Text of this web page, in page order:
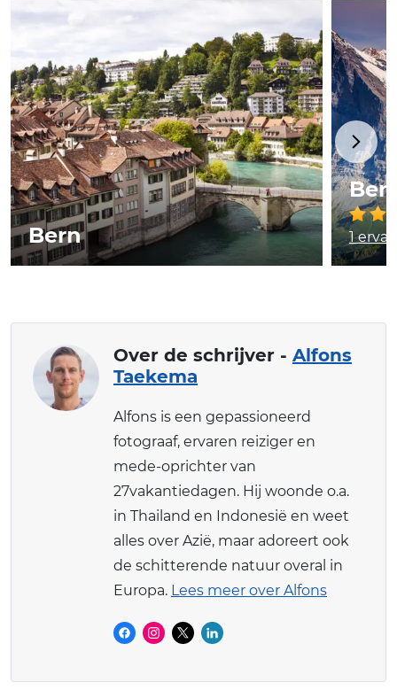
Bern 1
Over de schrijver - Alfons
Taekema
Alfons is een gepassioneerd
fotograaf, ervaren reiziger en
mede-oprichter van
27vakantiedagen. Hij woonde o.a.
in Thailand en Indonesië en weet
alles over Azië, maar adoreert ook
de schitterende natuur overal in
Europa. Lees meer over Alfons